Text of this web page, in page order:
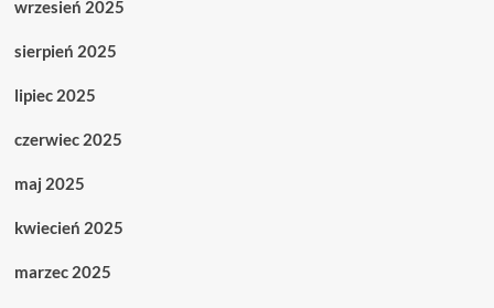
wrzesień 2025
sierpień 2025
lipiec 2025
czerwiec 2025
maj 2025
kwiecień 2025
marzec 2025